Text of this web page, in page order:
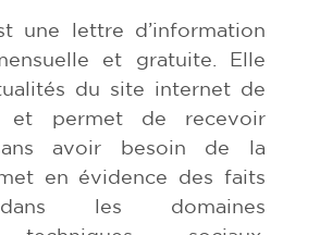
une lettre d’information
et gratuite. Elle
du site internet de
et permet de recevoir
avoir besoin de la
en évidence des faits
les domaines